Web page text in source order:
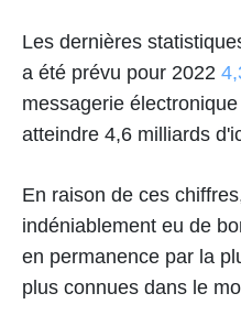
Les dernières
a été prévu pour 2022
messagerie
atteindre 4,6 milliards
En raison de ces
indéniablement eu de
en permanence par la
plus connues dans le